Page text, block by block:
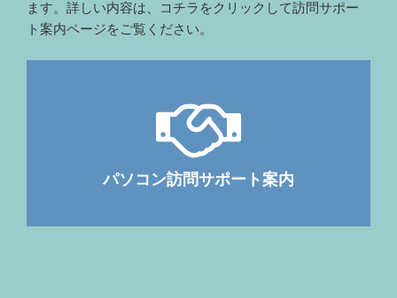
ます。詳しい内容は、コチラをクリックして訪問サポー
ト案内ページをご覧ください。
パソコン訪問サポート案内